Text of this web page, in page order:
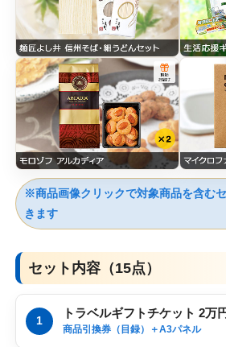
※商品画像クリックで対象商品を含む
きます
セット内容（15点）
1
トラベルギフトチケット 2万
商品引換券（目録）＋A3パネル